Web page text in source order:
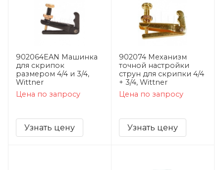
902064EAN Машинка
для скрипок
размером 4/4 и 3/4,
Wittner
Цена по запросу
Узнать цену
902074 Механизм
точной настройки
струн для скрипки 4/4
+ 3/4, Wittner
Цена по запросу
Узнать цену